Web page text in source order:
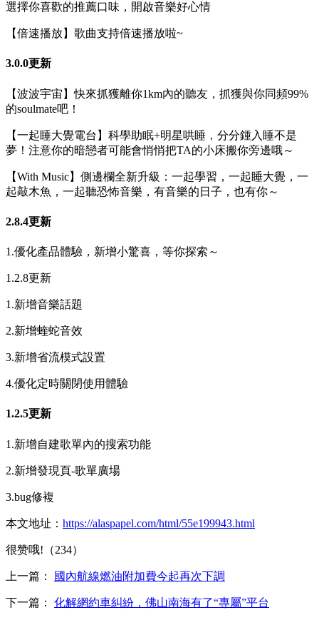
選擇你喜歡的推薦口味，開啟音樂好心情
【倍速播放】歌曲支持倍速播放啦~
3.0.0更新
【波波宇宙】快來抓獲離你1km內的聽友，抓獲與你同頻99%
的soulmate吧！
【一起睡大覺電台】科學助眠+明星哄睡，分分鍾入睡不是
夢！注意你的暗戀者可能會悄悄把TA的小床搬你旁邊哦～
【With Music】側邊欄全新升級：一起學習，一起睡大覺，一
起敲木魚，一起聽恐怖音樂，有音樂的日子，也有你～
2.8.4更新
1.優化產品體驗，新增小驚喜，等你探索～
1.2.8更新
1.新增音樂話題
2.新增蝰蛇音效
3.新增省流模式設置
4.優化定時關閉使用體驗
1.2.5更新
1.新增自建歌單內的搜索功能
2.新增發現頁-歌單廣場
3.bug修複
本文地址： https://alaspapel.com/html/55e199943.html
很赞哦!（234）
上一篇： 國內航線燃油附加費今起再次下調
下一篇： 化解網約車糾紛，佛山南海有了“專屬”平台